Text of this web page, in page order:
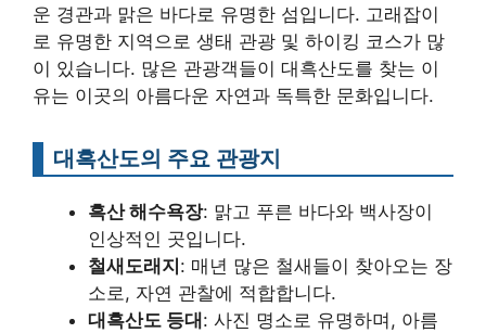
운 경관과 맑은 바다로 유명한 섬입니다. 고래잡이
로 유명한 지역으로 생태 관광 및 하이킹 코스가 많
이 있습니다. 많은 관광객들이 대흑산도를 찾는 이
유는 이곳의 아름다운 자연과 독특한 문화입니다.
대흑산도의 주요 관광지
흑산 해수욕장: 맑고 푸른 바다와 백사장이
인상적인 곳입니다.
철새도래지 : 매년 많은 철새들이 찾아오는 장
소로, 자연 관찰에 적합합니다.
대흑산도 등대 : 사진 명소로 유명하며, 아름